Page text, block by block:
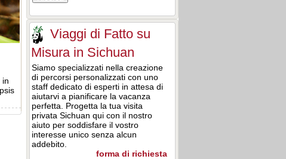
in
Viaggi di Fatto su
Misura in Sichuan
Siamo specializzati nella creazione
di percorsi personalizzati con uno
staff dedicato di esperti in attesa di
aiutarvi a pianificare la vacanza
perfetta. Progetta la tua visita
privata Sichuan qui con il nostro
aiuto per soddisfare il vostro
interesse unico senza alcun
addebito.
forma di richiesta